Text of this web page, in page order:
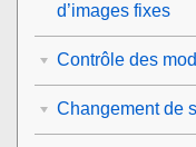
d’images fixes
Contrôle des
Changement de